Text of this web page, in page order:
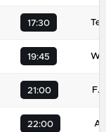
17:30
19:45
21:00 F.
22:00